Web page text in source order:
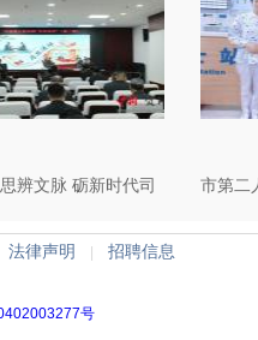
辨文脉 砺新时代司
汝南法院首期“月
市第二
症，医
法律声明 招聘信息
号